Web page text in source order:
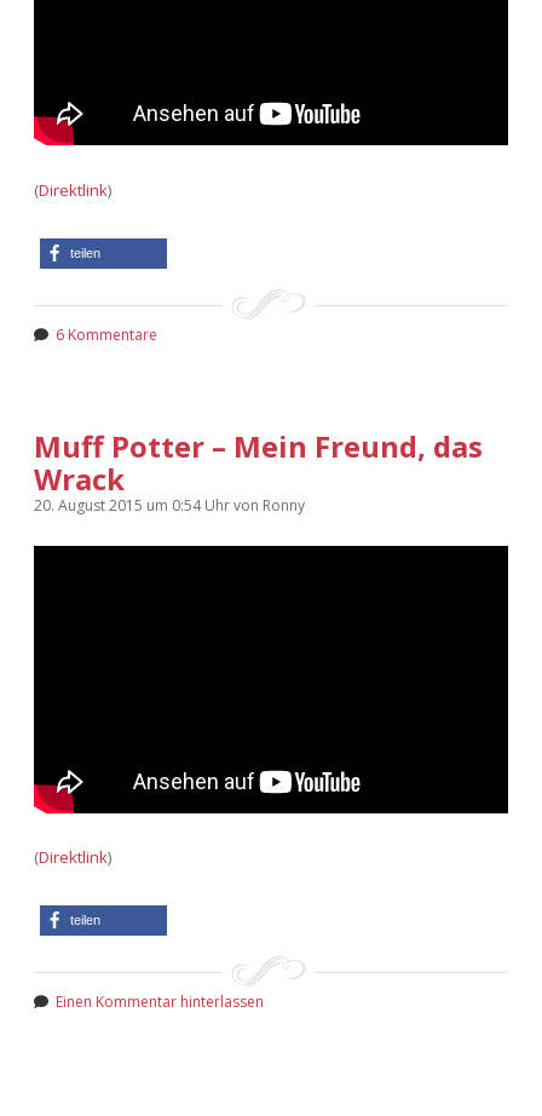
(Direktlink)
teilen
6 Kommentare
Muff Potter – Mein Freund, das
Wrack
20. August 2015 um 0:54 Uhrvon Ronny
(Direktlink)
teilen
Einen Kommentar hinterlassen